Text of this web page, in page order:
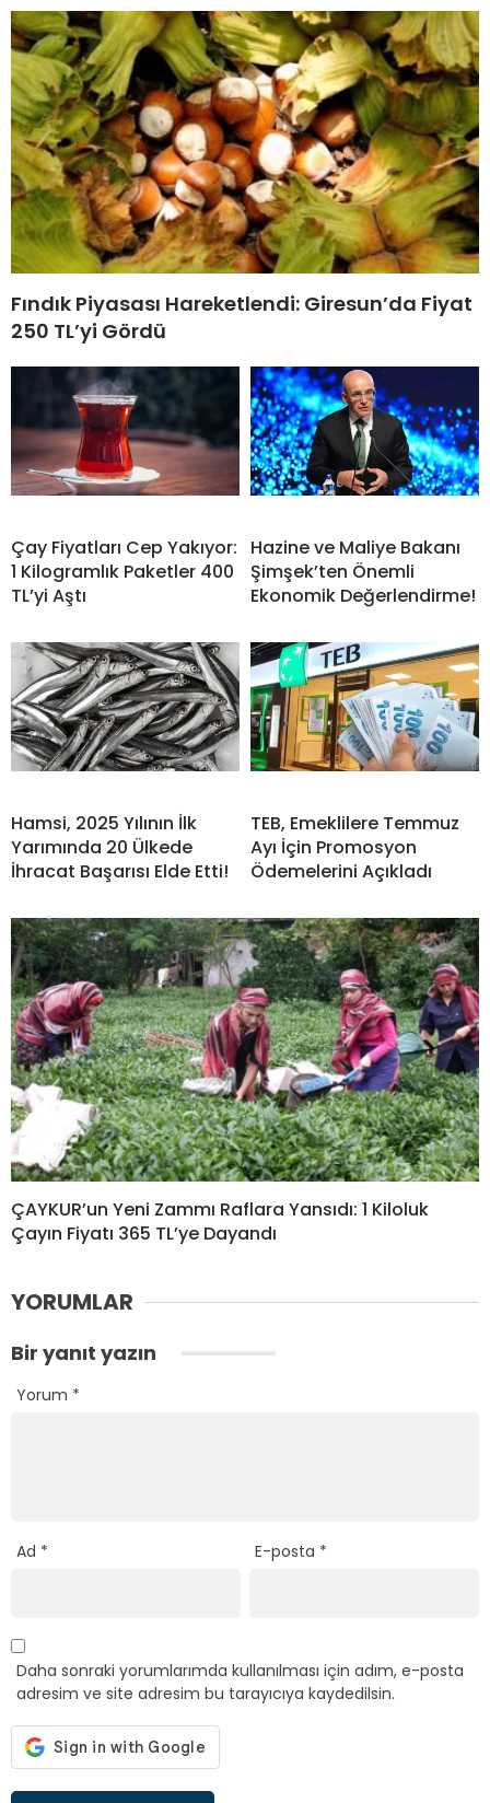
Fındık Piyasası Hareketlendi: Giresun’da Fiyat
250 TL’yi Gördü
Çay Fiyatları Cep Yakıyor:
1 Kilogramlık Paketler 400
TL’yi Aştı
Hazine ve Maliye Bakanı
Şimşek’ten Önemli
Ekonomik Değerlendirme!
Hamsi, 2025 Yılının İlk
Yarımında 20 Ülkede
İhracat Başarısı Elde Etti!
TEB, Emeklilere Temmuz
Ayı İçin Promosyon
Ödemelerini Açıkladı
ÇAYKUR’un Yeni Zammı Raflara Yansıdı: 1 Kiloluk
Çayın Fiyatı 365 TL’ye Dayandı
YORUMLAR
Bir yanıt yazın
Yorum *
Ad * E-posta *
Daha sonraki yorumlarımda kullanılması için adım, e-posta
adresim ve site adresim bu tarayıcıya kaydedilsin.